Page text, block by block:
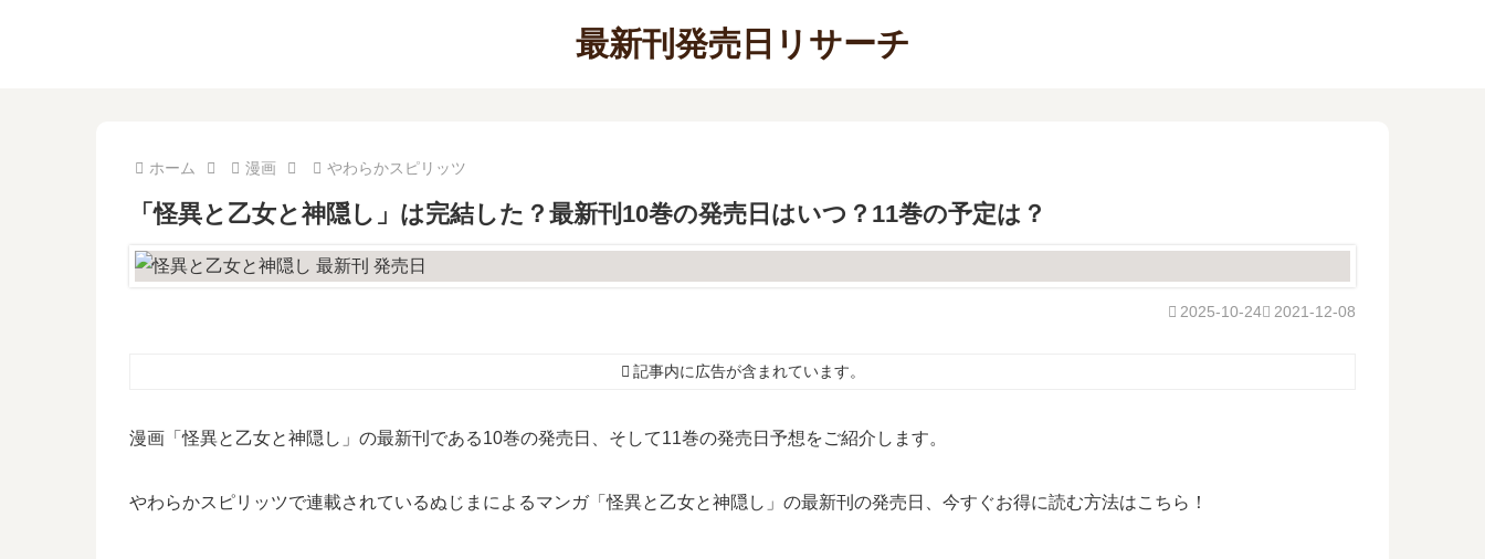
最新刊発売日リサーチ
ホーム 漫画 やわらかスピリッツ
「怪異と乙女と神隠し」は完結した？最新刊10巻の発売日はいつ？11巻の予定は？
2021-12-08
2025-10-24
記事内に広告が含まれています。
漫画「怪異と乙女と神隠し」の最新刊である10巻の発売日、そして11巻の発売日予想をご紹介します。
やわらかスピリッツで連載されているぬじまによるマンガ「怪異と乙女と神隠し」の最新刊の発売日、今すぐお得に読む方法はこちら！